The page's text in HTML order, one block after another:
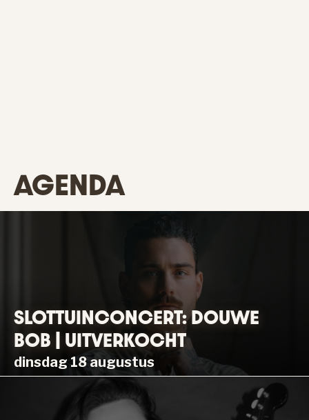
AGENDA
SLOTTUINCONCERT: DOUWE
BOB | UITVERKOCHT
dinsdag 18 augustus